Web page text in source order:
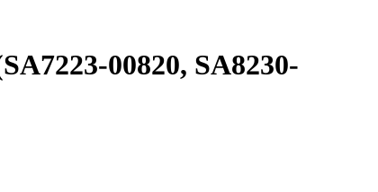
00820, SA8230-